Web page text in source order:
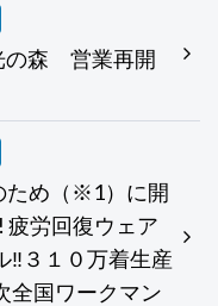
の森 営業再開
ため（※1）に開
労回復ウェア
‼３１０万着生産
全国ワークマン